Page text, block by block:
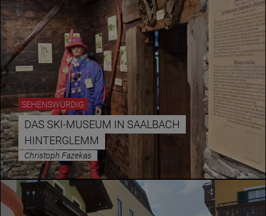
BEITRÄGE IN MEINER NÄHE ANZEIGEN
KATEGORIEN
Essen & Trinken
Outdoor & Sport
Gesundheit
SEHENSWÜRDIG
DAS SKI-MUSEUM IN SAALBACH
HINTERGLEMM
Christoph Fazekas